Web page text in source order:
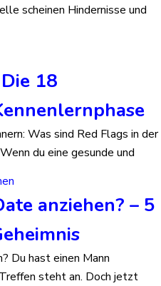
scheinen Hindernisse und
18
Was sind Red Flags in der
du eine gesunde und
anziehen? – 5
Du hast einen Mann
steht an. Doch jetzt